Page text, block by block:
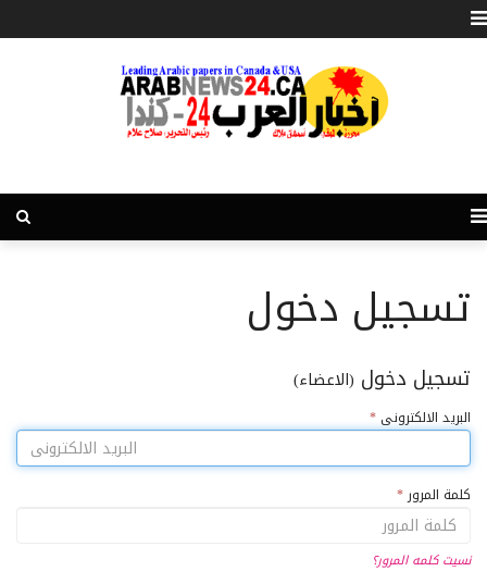
تسجيل دخول
تسجيل دخول (الاعضاء)
البريد الالكترونى *
كلمة المرور *
نسيت كلمه المرور؟